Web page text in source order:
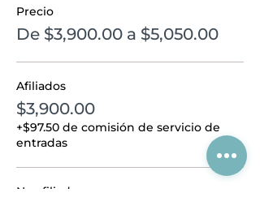
Precio
De $3,900.00 a $5,050.00
Afiliados
$3,900.00
+$97.50 de comisión de servicio de
entradas
No afiliados